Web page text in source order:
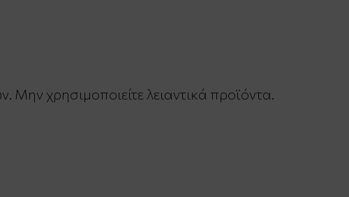
χρησιμοποιείτε λειαντικά προϊόντα.